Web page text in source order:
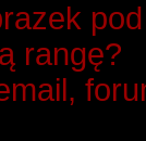
rangę?